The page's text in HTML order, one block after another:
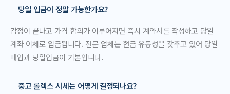
당일 입금이 정말 가능한가요?
감정이 끝나고 가격 합의가 이루어지면 즉시 계약서를 작성하고 당일
계좌 이체로 입금됩니다. 전문 업체는 현금 유동성을 갖추고 있어 당일
매입과 당일입금이 기본입니다.
중고 롤렉스 시세는 어떻게 결정되나요?